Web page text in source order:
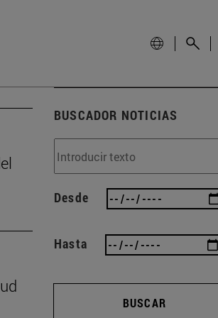
BUSCADOR NOTICIAS
Desde
Hasta
BUSCAR